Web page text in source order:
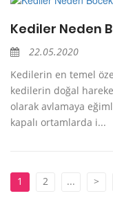
Kediler Neden
22.05.2020
Kedilerin en temel
kedilerin doğal
olarak avlamaya
kapalı ortamlarda i...
1 2 ... >